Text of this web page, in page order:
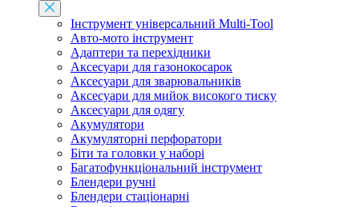
Інструмент універсальний Multi-Tool
Авто-мото інструмент
Адаптери та перехідники
Аксесуари для газонокосарок
Аксесуари для зварювальників
Аксесуари для мийок високого тиску
Аксесуари для одягу
Акумулятори
Акумуляторні перфоратори
Біти та головки у наборі
Багатофункціональний інструмент
Блендери ручні
Блендери стаціонарні